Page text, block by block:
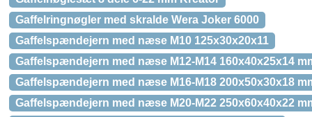
Gaffelringnøgler med skralde Wera Joker 6000
Gaffelspændejern med næse M10 125x30x20x11
Gaffelspændejern med næse M12-M14 160x40x25x14
Gaffelspændejern med næse M16-M18 200x50x30x18
Gaffelspændejern med næse M20-M22 250x60x40x22